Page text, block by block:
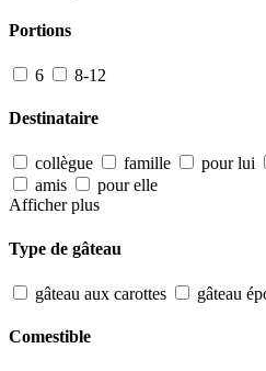
Portions
6 8-12
Destinataire
collègue famille pour lui
amis
pour elle
Afficher plus
Type de gâteau
gâteau aux carottes gâteau
Comestible